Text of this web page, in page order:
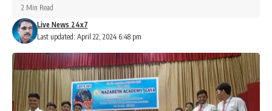
Last updated: April 22, 2024 6:48 pm
Live News 24x7
2 Min Read